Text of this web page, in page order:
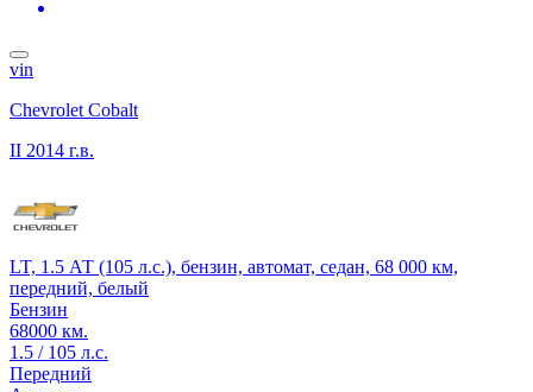
vin
Chevrolet Cobalt
II 2014 г.в.
LT, 1.5 АТ (105 л.с.), бензин, автомат, седан, 68 000 км,
передний, белый
Бензин
68000 км.
1.5 / 105 л.с.
Передний